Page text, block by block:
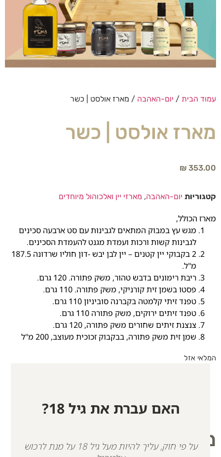
עמוד הבית / יום-האהבה / מארז אולסט | כשר
מארז אולסט | כשר
₪ 353.00
קטגוריות יום-האהבה, מארזי יין ואלכוהול מיוחדים
מארז הכולל,
מגש עץ במבוק המתאים לגבינות עם סט ארבעה סכינים
לגבינות קשות ורכות ועמדת מגנט להעמדת הסכינים.
2 בקבוקי יין קטנים – יין לבן יבש -דון חוליו שרדונה 187.5
מ"ל.
ריבת רימונים בדבש טהור, משק פתורה. 120 גרם.
פסטו בשמן זית קורניקי, משק פתורה. 110 גרם.
טפנד זיתי קלמטה בקברנה סוביניון 110 גרם.
טפנד זיתים ירוקים, משק פתורה 110 גרם.
צנצנת זיתים שחורים משק פתורה, 120 גרם.
שמן זית משק פתורה, בבקבוק זכוכית מעוצב, 200 מ"ל
המלאי אזל
מוצרים קשורים
האם עברת את גיל 18?
על פי חוק, עליך להיות מעל גיל 18 על מנת לרכוש